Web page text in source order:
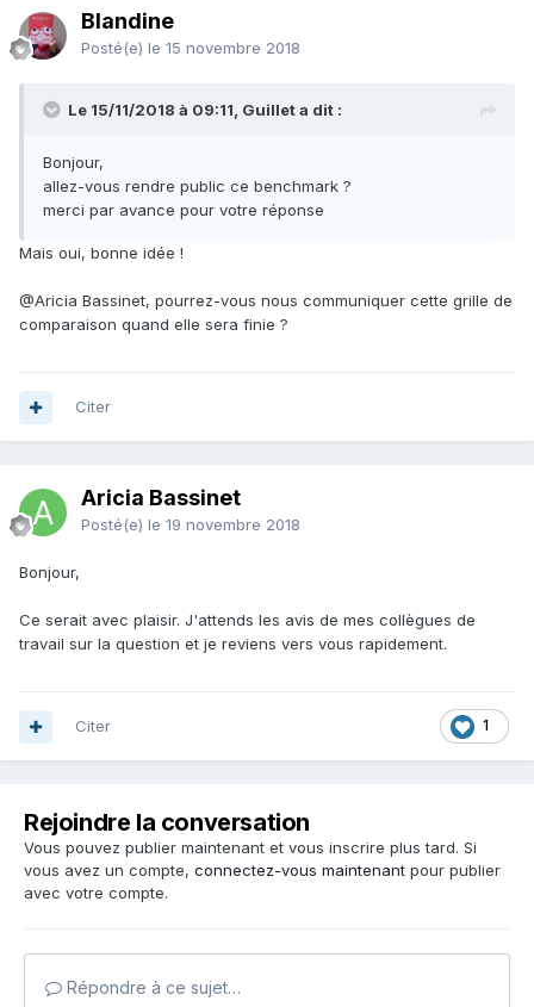
Blandine
Posté(e) le 15 novembre 2018
Le 15/11/2018 à 09:11, Guillet a dit :
Bonjour,
allez-vous rendre public ce benchmark ?
merci par avance pour votre réponse
Mais oui, bonne idée !
@Aricia Bassinet, pourrez-vous nous communiquer cette grille de
comparaison quand elle sera finie ?
Citer
Aricia Bassinet
Posté(e) le 19 novembre 2018
Bonjour,
Ce serait avec plaisir. J'attends les avis de mes collègues de
travail sur la question et je reviens vers vous rapidement.
1
Citer
Rejoindre la conversation
Vous pouvez publier maintenant et vous inscrire plus tard. Si
vous avez un compte, connectez-vous maintenant pour publier
avec votre compte.
Répondre à ce sujet…